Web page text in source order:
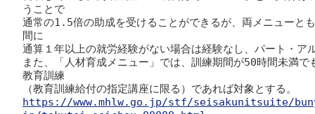
うことで
通常の1.5倍の助成を受けることができるが、両メニューと
間に
通算１年以上の就労経験がない場合は経験なし、パート・ア
また、「人材育成メニュー」では、訓練期間が50時間未満
教育訓練
https://www.mhlw.go.jp/stf/seisakunitsuite/